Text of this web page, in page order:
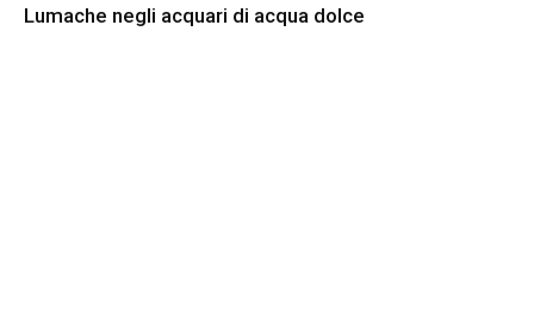
Lumache negli acquari di acqua dolce